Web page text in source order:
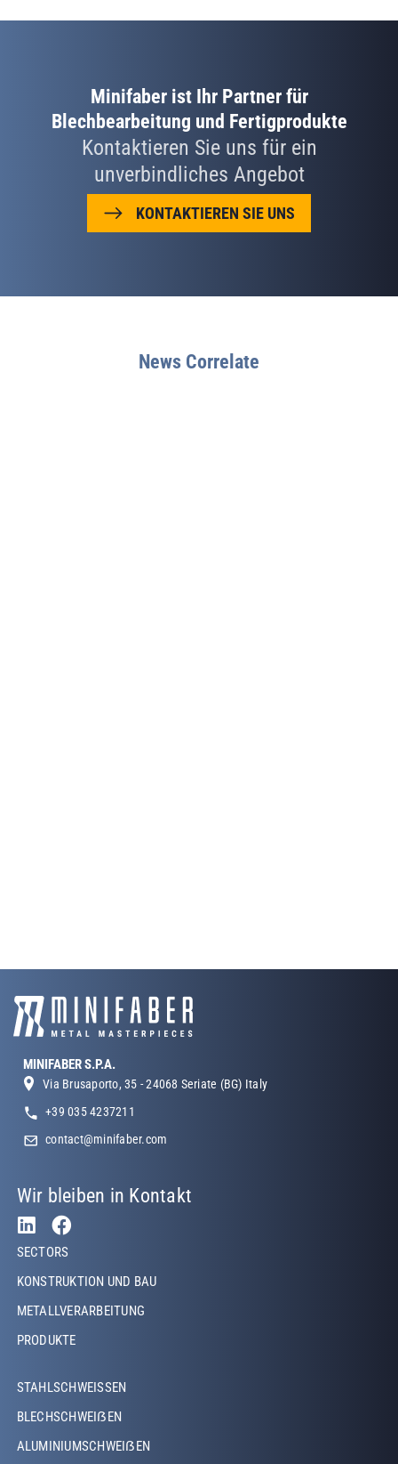
Minifaber ist Ihr Partner für
Blechbearbeitung und Fertigprodukte
Kontaktieren Sie uns für ein
unverbindliches Angebot
KONTAKTIEREN SIE UNS
News Correlate
MINIFABER S.P.A.
Via Brusaporto, 35 - 24068 Seriate (BG) Italy
+39 035 4237211
contact@minifaber.com
Wir bleiben in Kontakt
Footer Left
SECTORS
KONSTRUKTION UND BAU
METALLVERARBEITUNG
PRODUKTE
Footer Left Middle
STAHLSCHWEISSEN
BLECHSCHWEIẞEN
ALUMINIUMSCHWEIẞEN